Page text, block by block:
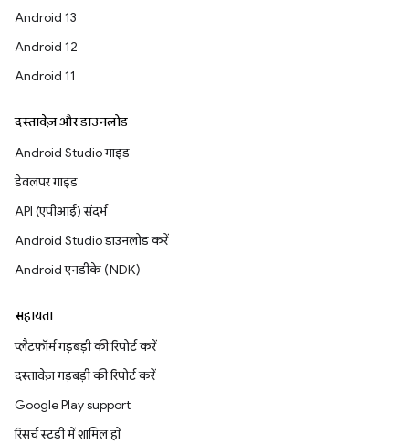
Android 13
Android 12
Android 11
दस्तावेज़ और डाउनलोड
Android Studio गाइड
डेवलपर गाइड
API (एपीआई) संदर्भ
Android Studio डाउनलोड करें
Android एनडीके (NDK)
सहायता
प्लैटफ़ॉर्म गड़बड़ी की रिपोर्ट करें
दस्तावेज़ गड़बड़ी की रिपोर्ट करें
Google Play support
रिसर्च स्टडी में शामिल हों